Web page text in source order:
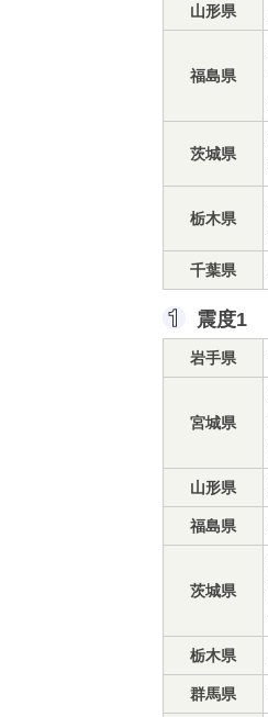
山形県
福島県
茨城県
栃木県
千葉県
震度1
岩手県
宮城県
山形県
福島県
茨城県
栃木県
群馬県